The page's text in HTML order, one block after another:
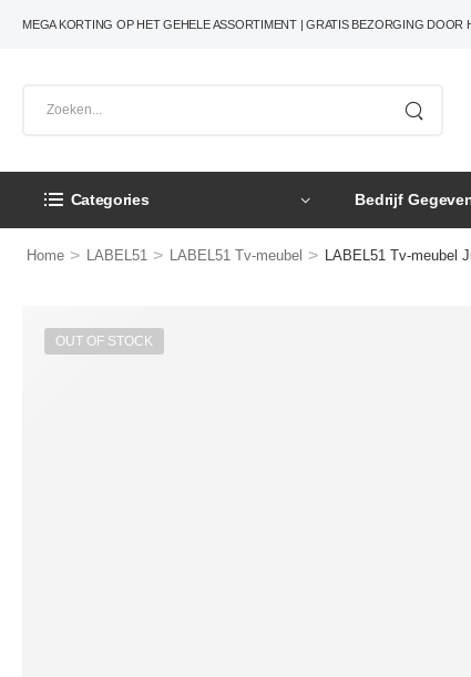
MEGA KORTING OP HET GEHELE ASSORTIMENT | GRATIS BEZORGING DOOR
Categories Bedrijf
Home > LABEL51 > LABEL51 Tv-meubel > LABEL51 Tv-meubel
OUT OF STOCK